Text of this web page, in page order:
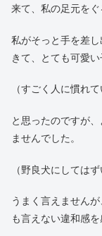
来て、私の足元をぐ
私がそっと手を差
きて、とても可愛い
（すごく人に慣れ
と思ったのですが
ませんでした。
（野良犬にしては
うまく言えません
も言えない違和感を